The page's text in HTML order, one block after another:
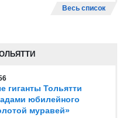
Весь список
Тольятти
юбилейного
муравей»